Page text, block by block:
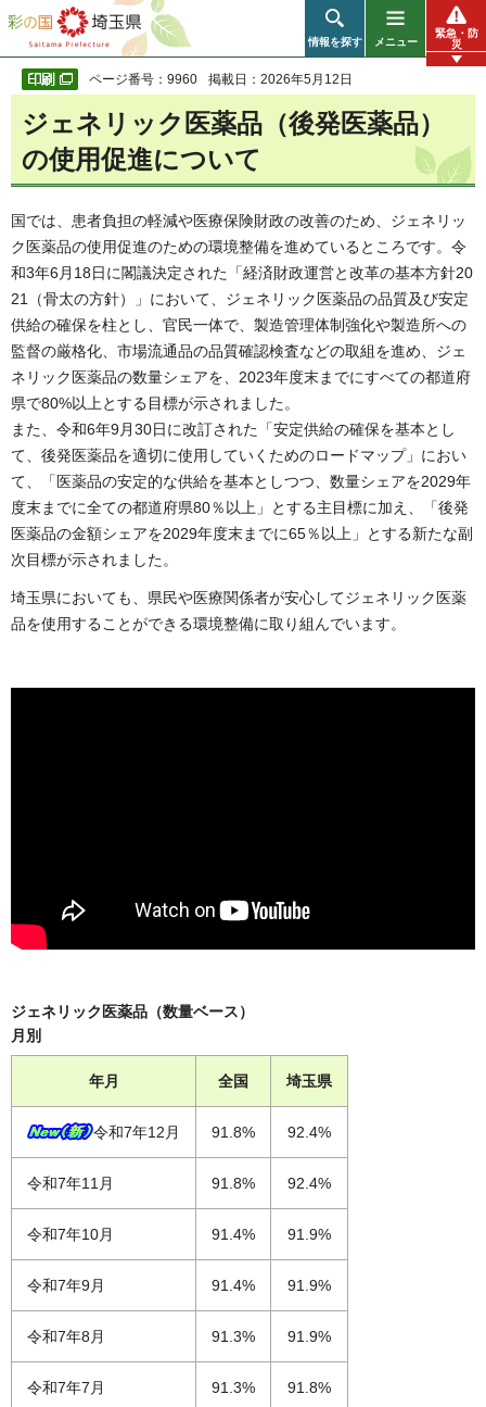
彩の国 埼玉県
情報を探す メニュー
緊急・防
災
ページ番号：9960 掲載日：2026年5月12日
ジェネリック医薬品（後発医薬品）
の使用促進について
国では、患者負担の軽減や医療保険財政の改善のため、ジェネリッ
ク医薬品の使用促進のための環境整備を進めているところです。令
和3年6月18日に閣議決定された「経済財政運営と改革の基本方針20
21（骨太の方針）」において、ジェネリック医薬品の品質及び安定
供給の確保を柱とし、官民一体で、製造管理体制強化や製造所への
監督の厳格化、市場流通品の品質確認検査などの取組を進め、ジェ
ネリック医薬品の数量シェアを、2023年度末までにすべての都道府
県で80%以上とする目標が示されました。
また、令和6年9月30日に改訂された「安定供給の確保を基本とし
て、後発医薬品を適切に使用していくためのロードマップ」におい
て、「医薬品の安定的な供給を基本としつつ、数量シェアを2029年
度末までに全ての都道府県80％以上」とする主目標に加え、「後発
医薬品の金額シェアを2029年度末までに65％以上」とする新たな副
次目標が示されました。
埼玉県においても、県民や医療関係者が安心してジェネリック医薬
品を使用することができる環境整備に取り組んでいます。
ジェネリック医薬品（数量ベース）
月別
年月 全国 埼玉県
令和7年12月 91.8% 92.4%
令和7年11月 91.8% 92.4%
令和7年10月 91.4% 91.9%
令和7年9月 91.4% 91.9%
令和7年8月 91.3% 91.9%
令和7年7月 91.3% 91.8%